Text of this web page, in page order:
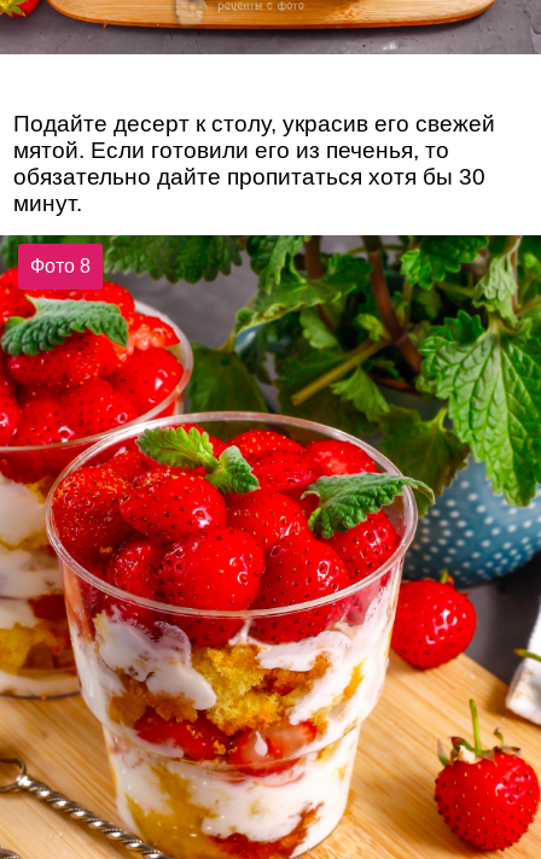
Подайте десерт к столу, украсив его свежей
мятой. Если готовили его из печенья, то
обязательно дайте пропитаться хотя бы 30
минут.
Фото 8